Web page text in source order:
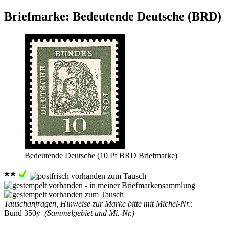
Briefmarke: Bedeutende Deutsche (BRD)
Bedeutende Deutsche (10 Pf BRD Briefmarke)
Tauschanfragen, Hinweise zur Marke bitte mit Michel-Nr.:
Bund 350y (Sammelgebiet und Mi.-Nr.)